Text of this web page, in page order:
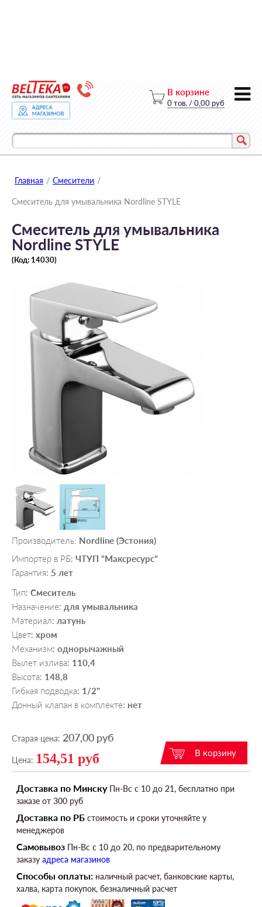
В корзине
Главная / Смесители /
Смеситель для умывальника Nordline STYLE
Смеситель для умывальника
Nordline STYLE
(Код: 14030)
Производитель: Nordline (Эстония)
Импортер в РБ: ЧТУП "Максресурс"
Гарантия: 5 лет
Тип: Смеситель
Назначение: для умывальника
Материал: латунь
Цвет: хром
Механизм: однорычажный
Вылет излива: 110,4
Высота: 148,8
Гибкая подводка: 1/2"
Донный клапан в комплекте: нет
Старая цена: 207,00 руб
Цена: 154,51 руб
Доставка по МинскуПн-Вс c 10 до 21, бесплатно при
заказе от 300 руб
Доставка по РБ стоимость и сроки уточняйте у
менеджеров
Самовывоз Пн-Вс c 10 до 20, по предварительному
заказу адреса магазинов
Способы оплаты: наличный расчет, банковские карты,
халва, карта покупок, безналичный расчет